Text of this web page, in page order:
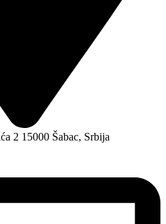
2 15000 Šabac, Srbija